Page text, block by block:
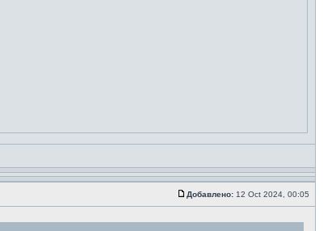
Добавлено: 12 Oct 2024, 00:05